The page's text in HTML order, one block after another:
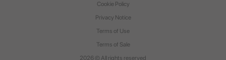
2026 © All rights reserved
Privacy Notice
Terms of Use
Terms of Sale
Cookie Policy